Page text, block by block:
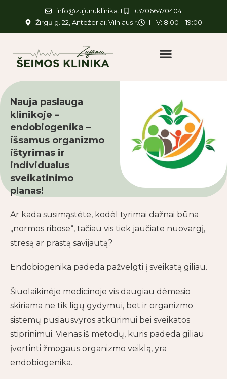
info@zujunuklinika.lt
+37066470404
Žirgų g. 22, Antežeriai, Vilniaus r.
I - V: 8:00 – 19:00
Nauja paslauga
klinikoje –
endobiogenika –
išsamus organizmo
ištyrimas ir
individualus
sveikatinimo
planas!
Ar kada susimąstėte, kodėl tyrimai dažnai būna
„normos ribose“, tačiau vis tiek jaučiate nuovargį,
stresą ar prastą savijautą?
Endobiogenika padeda pažvelgti į sveikatą giliau.
Šiuolaikinėje medicinoje vis daugiau dėmesio
skiriama ne tik ligų gydymui, bet ir organizmo
sistemų pusiausvyros atkūrimui bei sveikatos
stiprinimui. Vienas iš metodų, kuris padeda giliau
įvertinti žmogaus organizmo veiklą, yra
endobiogenika.